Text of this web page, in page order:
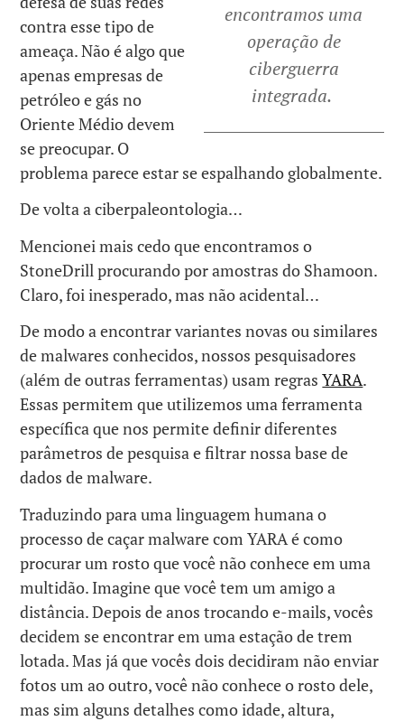
encontramos uma
operação de
ciberguerra
integrada.
contra esse tipo de
ameaça. Não é algo que
apenas empresas de
petróleo e gás no
Oriente Médio devem
se preocupar. O
problema parece estar se espalhando globalmente.
De volta a ciberpaleontologia…
Mencionei mais cedo que encontramos o
StoneDrill procurando por amostras do Shamoon.
Claro, foi inesperado, mas não acidental…
De modo a encontrar variantes novas ou similares
de malwares conhecidos, nossos pesquisadores
(além de outras ferramentas) usam regrasYARA.
Essas permitem que utilizemos uma ferramenta
específica que nos permite definir diferentes
parâmetros de pesquisa e filtrar nossa base de
dados de malware.
Traduzindo para uma linguagem humana o
processo de caçar malware com YARA é como
procurar um rosto que você não conhece em uma
multidão. Imagine que você tem um amigo a
distância. Depois de anos trocando e-mails, vocês
decidem se encontrar em uma estação de trem
lotada. Mas já que vocês dois decidiram não enviar
fotos um ao outro, você não conhece o rosto dele,
mas sim alguns detalhes como idade, altura,